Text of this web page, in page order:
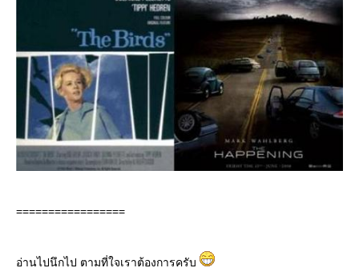
=================
อ่านไปนึกไป ตามที่ใจเราต้องการครับ